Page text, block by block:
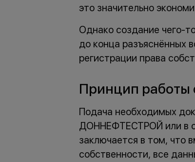
это значительно
Однако создание чего-
до конца разъяснённых
регистрации права
Принцип работы
Подача необходимых
ДОННЕФТЕСТРОЙ или в
заключается в том, что
собственности, все